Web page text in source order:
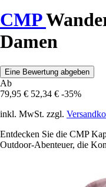
CMP
Damen
Eine Bewertung abgeben
Ab
79,95 € 52,34 € -35%
inkl. MwSt. zzgl.
Entdecken Sie die CMP
Outdoor-Abenteuer, die